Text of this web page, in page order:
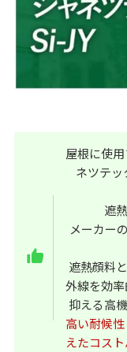
屋根に使
ネツテ
遮
メーカー
遮熱顔料
外線を効
抑える高
高い耐候
えたコス